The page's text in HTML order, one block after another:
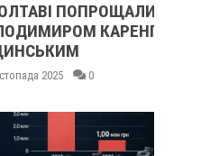
ВІЙСЬКОВИМИ
ТА ОЛЕГОМ